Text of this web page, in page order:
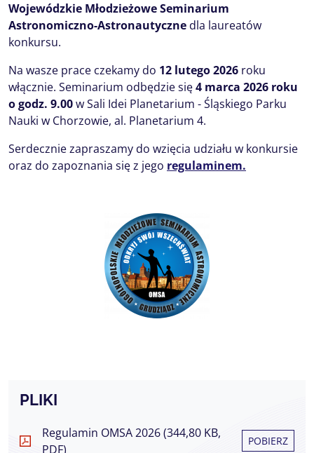
Wojewódzkie Młodzieżowe Seminarium
Astronomiczno-Astronautyczne dla laureatów
konkursu.
Na wasze prace czekamy do 12 lutego 2026 roku
włącznie. Seminarium odbędzie się4 marca 2026 roku
o godz. 9.00w Sali Idei Planetarium - Śląskiego Parku
Nauki w Chorzowie, al. Planetarium 4.
Serdecznie zapraszamy do wzięcia udziału w konkursie
oraz do zapoznania się z jego regulaminem.
PLIKI
Regulamin OMSA 2026 (344,80 KB,
PDF)
POBIERZ